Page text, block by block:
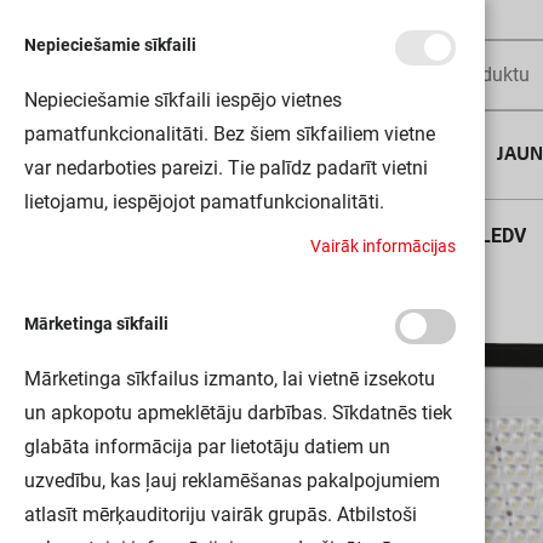
FL PFM 150W/3000K ASYM 55X110 BK LEDV
Nepieciešamie sīkfaili
Nepieciešamie sīkfaili iespējo vietnes
pamatfunkcionalitāti. Bez šiem sīkfailiem vietne
var nedarboties pareizi. Tie palīdz padarīt vietni
lietojamu, iespējojot pamatfunkcionalitāti.
Vairāk informācijas
Mārketinga sīkfaili
Mārketinga sīkfailus izmanto, lai vietnē izsekotu
un apkopotu apmeklētāju darbības. Sīkdatnēs tiek
glabāta informācija par lietotāju datiem un
uzvedību, kas ļauj reklamēšanas pakalpojumiem
atlasīt mērķauditoriju vairāk grupās. Atbilstoši